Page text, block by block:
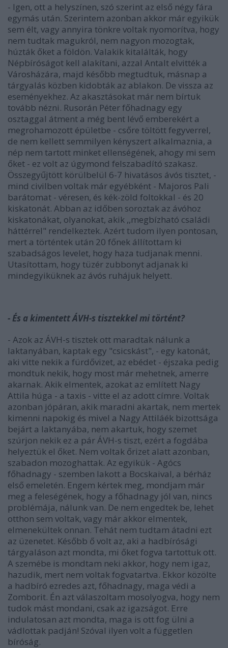
- Igen, ott a helyszínen, szó szerint az első négy fára
egymás után. Szerintem azonban akkor már egyikük
sem élt, vagy annyira tönkre voltak nyomorítva, hogy
nem tudtak magukról, nem nagyon mozogtak,
húzták őket a földön. Valakik kitalálták, hogy
Népbíróságot kell alakítani, azzal Antalt elvitték a
Városházára, majd később megtudtuk, másnap a
tárgyalás közben kidobták az ablakon. De vissza az
eseményekhez. Az akasztásokat már nem bírtuk
tovább nézni. Rusorán Péter főhadnagy egy
osztaggal átment a még bent lévő emberekért a
megrohamozott épületbe - csőre töltött fegyverrel,
de nem kellett semmilyen kényszert alkalmaznia, a
nép nem tartott minket ellenségének, ahogy mi sem
őket - ez volt az úgymond felszabadító szakasz.
Összegyűjtött körülbelül 6-7 hivatásos ávós tisztet, -
mind civilben voltak már egyébként - Majoros Pali
barátomat - véresen, és kék-zöld foltokkal - és 20
kiskatonát. Abban az időben soroztak az ávóhoz
kiskatonákat, olyanokat, akik ,,megbízható családi
háttérrel" rendelkeztek. Azért tudom ilyen pontosan,
mert a történtek után 20 főnek állítottam ki
szabadságos levelet, hogy haza tudjanak menni.
Utasítottam, hogy tüzér zubbonyt adjanak ki
mindegyiküknek az ávós ruhájuk helyett.
- És a kimentett ÁVH-s tisztekkel mi történt?
- Azok az ÁVH-s tisztek ott maradtak nálunk a
laktanyában, kaptak egy "csicskást", - egy katonát,
aki vitte nekik a fürdővizet, az ebédet - éjszaka pedig
mondtuk nekik, hogy most már mehetnek, amerre
akarnak. Akik elmentek, azokat az említett Nagy
Attila húga - a taxis - vitte el az adott címre. Voltak
azonban jópáran, akik maradni akartak, nem mertek
kimenni napokig és mivel a Nagy Attiláék bizottsága
bejárt a laktanyába, nem akartuk, hogy szemet
szúrjon nekik ez a pár ÁVH-s tiszt, ezért a fogdába
helyeztük el őket. Nem voltak őrizet alatt azonban,
szabadon mozoghattak. Az egyikük - Agócs
főhadnagy - szemben lakott a Bocskaival, a bérház
első emeletén. Engem kértek meg, mondjam már
meg a feleségének, hogy a főhadnagy jól van, nincs
problémája, nálunk van. De nem engedtek be, lehet
otthon sem voltak, vagy már akkor elmentek,
elmenekültek onnan. Tehát nem tudtam átadni ezt
az üzenetet. Később ő volt az, aki a hadbírósági
tárgyaláson azt mondta, mi őket fogva tartottuk ott.
A szemébe is mondtam neki akkor, hogy nem igaz,
hazudik, mert nem voltak fogvatartva. Ekkor közölte
a hadbíró ezredes azt, főhadnagy, maga védi a
Zomborit. Én azt válaszoltam mosolyogva, hogy nem
tudok mást mondani, csak az igazságot. Erre
indulatosan azt mondta, maga is ott fog ülni a
vádlottak padján! Szóval ilyen volt a független
bíróság.